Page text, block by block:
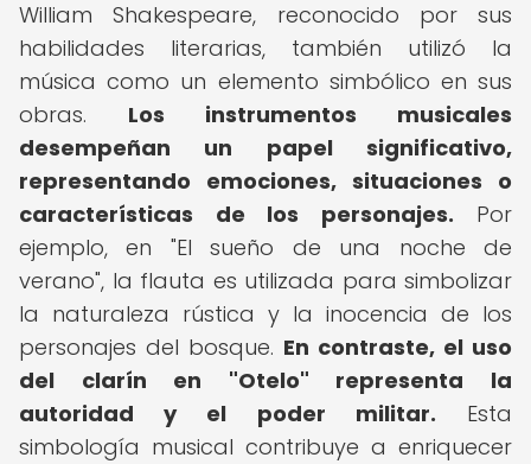
William Shakespeare, reconocido por sus
habilidades literarias, también utilizó la
música como un elemento simbólico en sus
obras. Los instrumentos musicales
desempeñan un papel significativo,
representando emociones, situaciones o
características de los personajes. Por
ejemplo, en "El sueño de una noche de
verano", la flauta es utilizada para simbolizar
la naturaleza rústica y la inocencia de los
personajes del bosque. En contraste, el uso
del clarín en "Otelo" representa la
autoridad y el poder militar. Esta
simbología musical contribuye a enriquecer